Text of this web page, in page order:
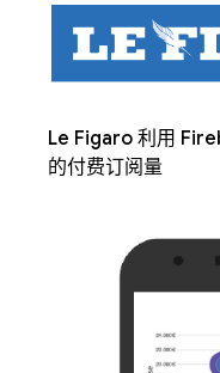
Le Figaro 利用
的付费订阅量